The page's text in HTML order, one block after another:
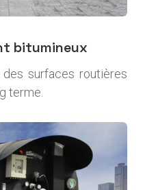
bitumineux
surfaces routières
terme.